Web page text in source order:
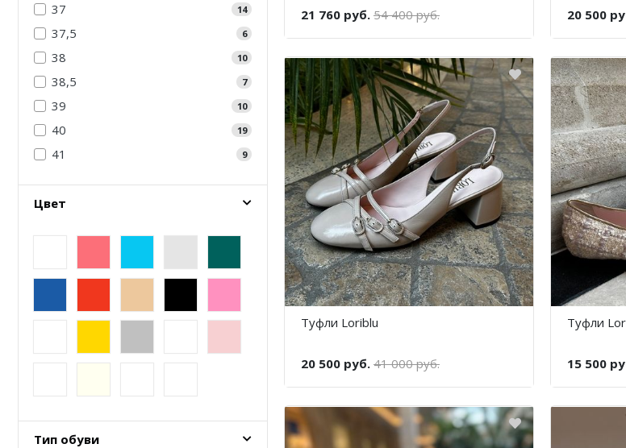
37 14
37,5 6
38 10
38,5 7
39 10
40 19
41 9
Цвет
Тип обуви
21 760 руб. 54 400 руб. 20 500
Туфли Loriblu
20 500 руб. 41 000 руб.
Туфли
15 500